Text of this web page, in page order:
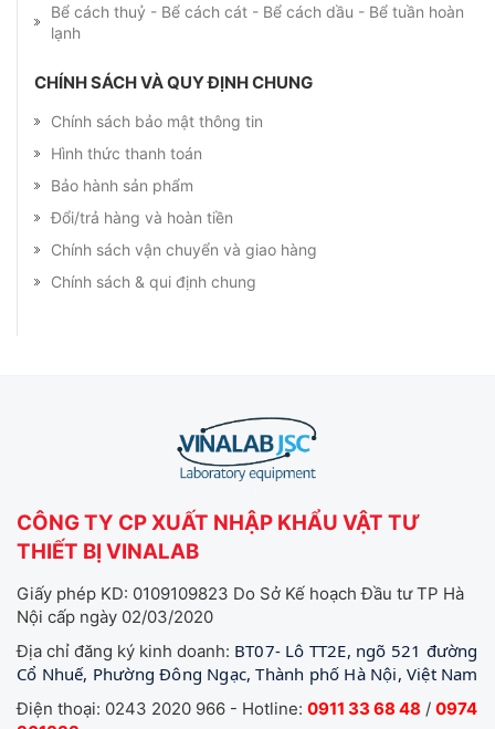
Bể cách thuỷ - Bể cách cát - Bể cách dầu - Bể tuần hoàn
lạnh
CHÍNH SÁCH VÀ QUY ĐỊNH CHUNG
Chính sách bảo mật thông tin
Hình thức thanh toán
Bảo hành sản phẩm
Đổi/trả hàng và hoàn tiền
Chính sách vận chuyển và giao hàng
Chính sách & qui định chung
CÔNG TY CP XUẤT NHẬP KHẨU VẬT TƯ
THIẾT BỊ VINALAB
Giấy phép KD: 0109109823 Do Sở Kế hoạch Đầu tư TP Hà
Nội cấp ngày 02/03/2020
Địa chỉ đăng ký kinh doanh: BT07- Lô TT2E, ngõ 521 đường
Cổ Nhuế, Phường Đông Ngạc, Thành phố Hà Nội, Việt Nam
Điện thoại: 0243 2020 966 - Hotline: 0911 33 68 48 / 0974